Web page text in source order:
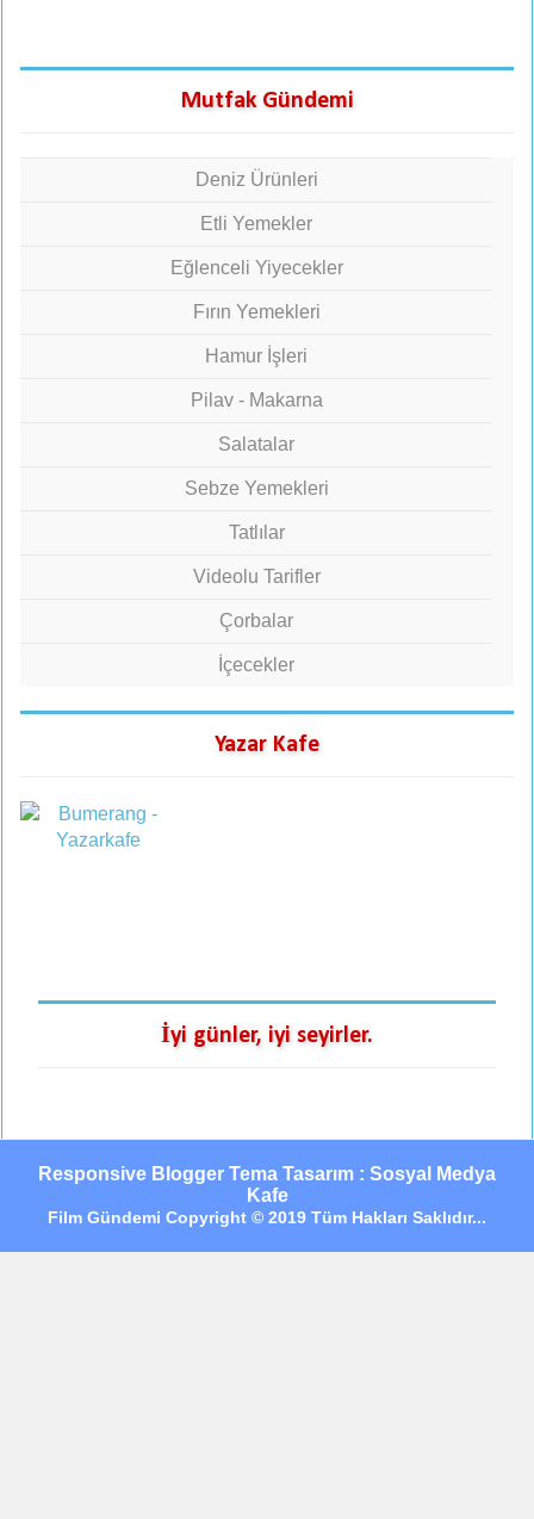
Mutfak Gündemi
Deniz Ürünleri
Etli Yemekler
Eğlenceli Yiyecekler
Fırın Yemekleri
Hamur İşleri
Pilav - Makarna
Salatalar
Sebze Yemekleri
Tatlılar
Videolu Tarifler
Çorbalar
İçecekler
Yazar Kafe
İyi günler, iyi seyirler.
Responsive Blogger Tema Tasarım : Sosyal Medya
Kafe
Film Gündemi Copyright © 2019 Tüm Hakları Saklıdır...